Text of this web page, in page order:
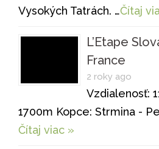
Vysokých Tatrách. …Čítaj
L’Etape
France
2 roky ago
Vzdialenosť:
1700m Kopce: Strmina -
Čítaj viac »